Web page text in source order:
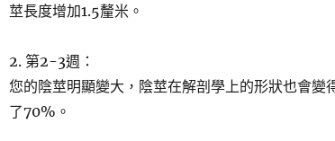
莖長度增加1.5釐米。
2. 第2-3週：
您的陰莖明顯變大，陰莖在解剖學上的形狀也會變
了70%。